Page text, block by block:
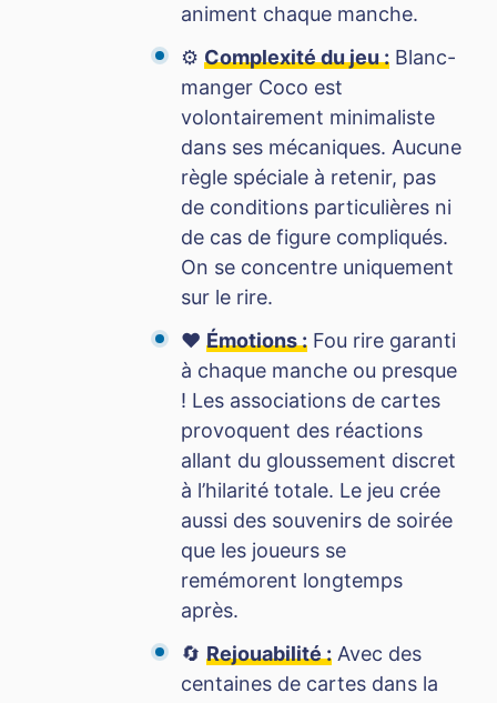
animent chaque manche.
⚙️ Complexité du jeu : Blanc-
manger Coco est
volontairement minimaliste
dans ses mécaniques. Aucune
règle spéciale à retenir, pas
de conditions particulières ni
de cas de figure compliqués.
On se concentre uniquement
sur le rire.
❤️ Émotions : Fou rire garanti
à chaque manche ou presque
! Les associations de cartes
provoquent des réactions
allant du gloussement discret
à l’hilarité totale. Le jeu crée
aussi des souvenirs de soirée
que les joueurs se
remémorent longtemps
après.
🔄 Rejouabilité : Avec des
centaines de cartes dans la